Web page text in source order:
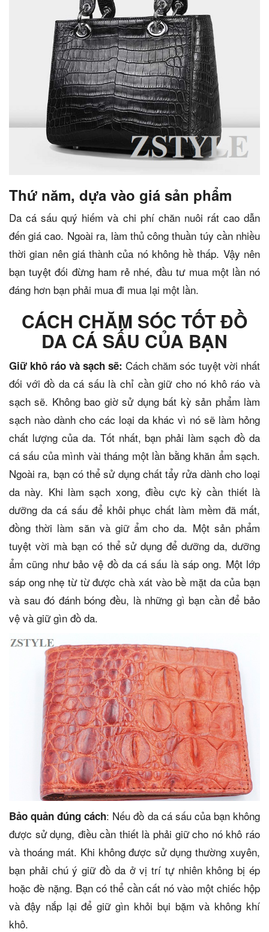
Thứ năm, dựa vào giá sản phẩm
Da cá sấu quý hiếm và chi phí chăn nuôi rất cao dẫn
đến giá cao. Ngoài ra, làm thủ công thuần túy cần nhiều
thời gian nên giá thành của nó không hề thấp. Vậy nên
bạn tuyệt đối đừng ham rẻ nhé, đầu tư mua một lần nó
đáng hơn bạn phải mua đi mua lại một lần.
CÁCH CHĂM SÓC TỐT ĐỒ
DA CÁ SẤU CỦA BẠN
Giữ khô ráo và sạch sẽ: Cách chăm sóc tuyệt vời nhất
đối với đồ da cá sấu là chỉ cần giữ cho nó khô ráo và
sạch sẽ. Không bao giờ sử dụng bất kỳ sản phẩm làm
sạch nào dành cho các loại da khác vì nó sẽ làm hỏng
chất lượng của da. Tốt nhất, bạn phải làm sạch đồ da
cá sấu của mình vài tháng một lần bằng khăn ẩm sạch.
Ngoài ra, bạn có thể sử dụng chất tẩy rửa dành cho loại
da này. Khi làm sạch xong, điều cực kỳ cần thiết là
dưỡng da cá sấu để khôi phục chất làm mềm đã mất,
đồng thời làm săn và giữ ẩm cho da. Một sản phẩm
tuyệt vời mà bạn có thể sử dụng để dưỡng da, dưỡng
ẩm cũng như bảo vệ đồ da cá sấu là sáp ong. Một lớp
sáp ong nhẹ từ từ được chà xát vào bề mặt da của bạn
và sau đó đánh bóng đều, là những gì bạn cần để bảo
vệ và giữ gìn đồ da.
Bảo quản đúng cách: Nếu đồ da cá sấu của bạn không
được sử dụng, điều cần thiết là phải giữ cho nó khô ráo
và thoáng mát. Khi không được sử dụng thường xuyên,
bạn phải chú ý giữ đồ da ở vị trí tự nhiên không bị ép
hoặc đè nặng. Bạn có thể cần cất nó vào một chiếc hộp
và đậy nắp lại để giữ gìn khỏi bụi bặm và không khí
khô.